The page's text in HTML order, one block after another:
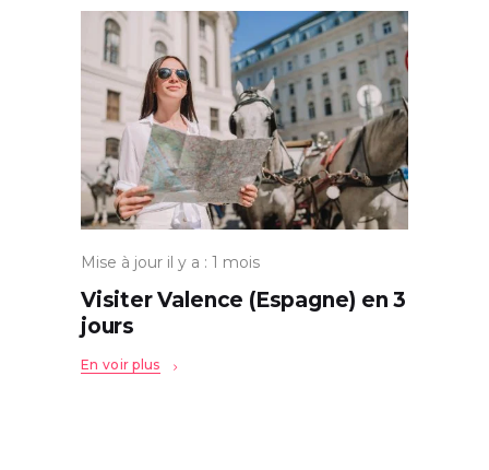
Mise à jour il y a : 1 mois
Visiter Valence (Espagne) en 3
jours
En voir plus